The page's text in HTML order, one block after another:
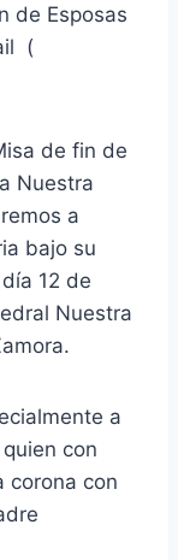
de Esposas
(
de fin de
Nuestra
a
bajo su
12 de
Nuestra
a
con
corona con